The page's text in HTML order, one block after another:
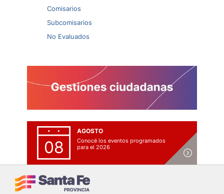
Comisarios
Subcomisarios
No Evaluados
08
AGOSTO
Conocé los eventos programados
para el 2026